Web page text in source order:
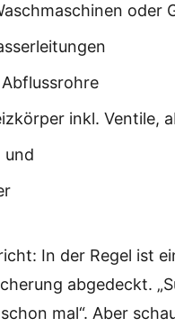
oder
inkl. Ventile,
und
In der Regel ist
abgedeckt.
mal“. Aber